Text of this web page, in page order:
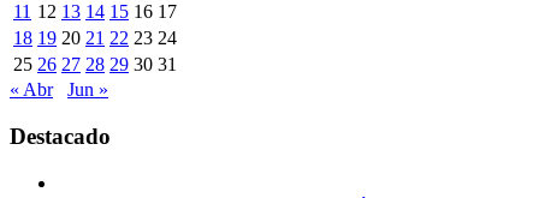
11 12 13 14 15 16 17
18 19 20 21 22 23 24
25 26 27 28 29 30 31
« Abr
Jun »
Destacado